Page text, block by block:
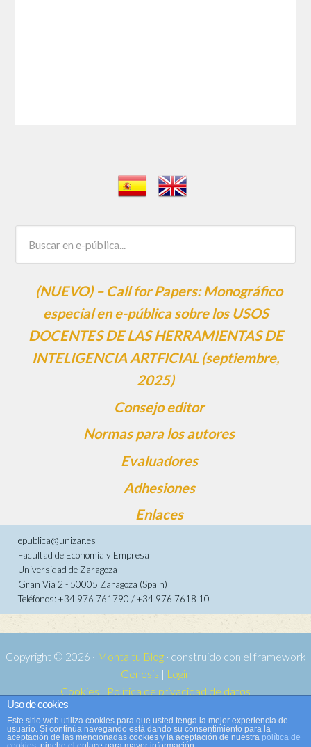
(NUEVO) – Call for Papers: Monográfico
especial en e-pública sobre los USOS
DOCENTES DE LAS HERRAMIENTAS DE
INTELIGENCIA ARTFICIAL (septiembre,
2025)
Consejo editor
Normas para los autores
Evaluadores
Adhesiones
Enlaces
epublica@unizar.es
Facultad de Economía y Empresa
Universidad de Zaragoza
Gran Vía 2 - 50005 Zaragoza (Spain)
Teléfonos: +34 976 761790 / +34 976 7618 10
Copyright © 2026 · Monta tu Blog· construido con el framework
Genesis | Login
Cookies | Política de privacidad de datos
Copyright © 2026 ·
WordPress·Acceder
Uso de cookies
Este sitio web utiliza cookies para que usted tenga la mejor experiencia de
usuario. Si continúa navegando está dando su consentimiento para la
aceptación de las mencionadas cookies y la aceptación de nuestra política de